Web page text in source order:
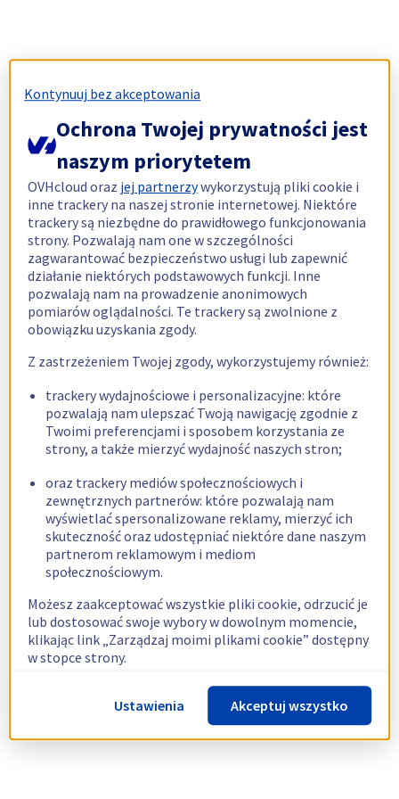
Kontynuuj bez akceptowania
Ochrona Twojej prywatności jest
naszym priorytetem
OVHcloud oraz jej partnerzywykorzystują pliki cookie i
inne trackery na naszej stronie internetowej. Niektóre
trackery są niezbędne do prawidłowego funkcjonowania
strony. Pozwalają nam one w szczególności
zagwarantować bezpieczeństwo usługi lub zapewnić
działanie niektórych podstawowych funkcji. Inne
pozwalają nam na prowadzenie anonimowych
pomiarów oglądalności. Te trackery są zwolnione z
obowiązku uzyskania zgody.
Z zastrzeżeniem Twojej zgody, wykorzystujemy również:
trackery wydajnościowe i personalizacyjne: które
pozwalają nam ulepszać Twoją nawigację zgodnie z
Twoimi preferencjami i sposobem korzystania ze
strony, a także mierzyć wydajność naszych stron;
oraz trackery mediów społecznościowych i
zewnętrznych partnerów: które pozwalają nam
wyświetlać spersonalizowane reklamy, mierzyć ich
skuteczność oraz udostępniać niektóre dane naszym
partnerom reklamowym i mediom
społecznościowym.
Możesz zaakceptować wszystkie pliki cookie, odrzucić je
lub dostosować swoje wybory w dowolnym momencie,
klikając link „Zarządzaj moimi plikami cookie” dostępny
w stopce strony.
Więcej informacji znajdziesz w naszejpolityce
dotyczącej wykorzystywania plików cookie.
Ustawienia Akceptuj wszystko